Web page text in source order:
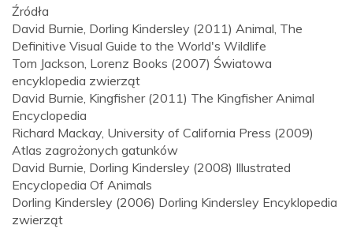
Źródła
David Burnie, Dorling Kindersley (2011) Animal, The
Definitive Visual Guide to the World's Wildlife
Tom Jackson, Lorenz Books (2007) Światowa
encyklopedia zwierząt
David Burnie, Kingfisher (2011) The Kingfisher Animal
Encyclopedia
Richard Mackay, University of California Press (2009)
Atlas zagrożonych gatunków
David Burnie, Dorling Kindersley (2008) Illustrated
Encyclopedia Of Animals
Dorling Kindersley (2006) Dorling Kindersley Encyklopedia
zwierząt